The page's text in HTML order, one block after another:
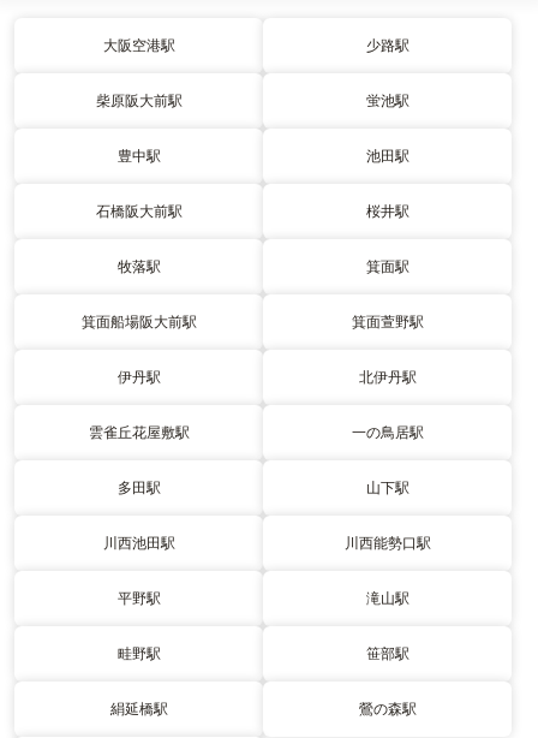
大阪空港駅 少路駅
柴原阪大前駅 蛍池駅
豊中駅 池田駅
石橋阪大前駅 桜井駅
牧落駅 箕面駅
箕面船場阪大前駅 箕面萱野駅
伊丹駅 北伊丹駅
雲雀丘花屋敷駅 一の鳥居駅
多田駅 山下駅
川西池田駅 川西能勢口駅
平野駅 滝山駅
畦野駅 笹部駅
絹延橋駅 鶯の森駅